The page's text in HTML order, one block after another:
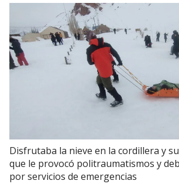
Disfrutaba la nieve en la cordillera y
que le provocó politraumatismos y
por servicios de emergencias